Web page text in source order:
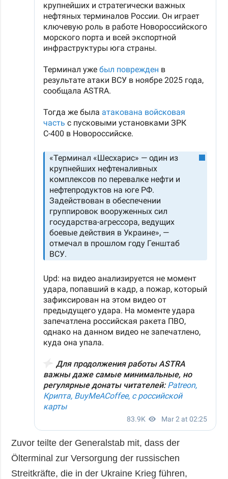
Zuvor teilte der Generalstab mit, dass der
Ölterminal zur Versorgung der russischen
Streitkräfte, die in der Ukraine Krieg führen,